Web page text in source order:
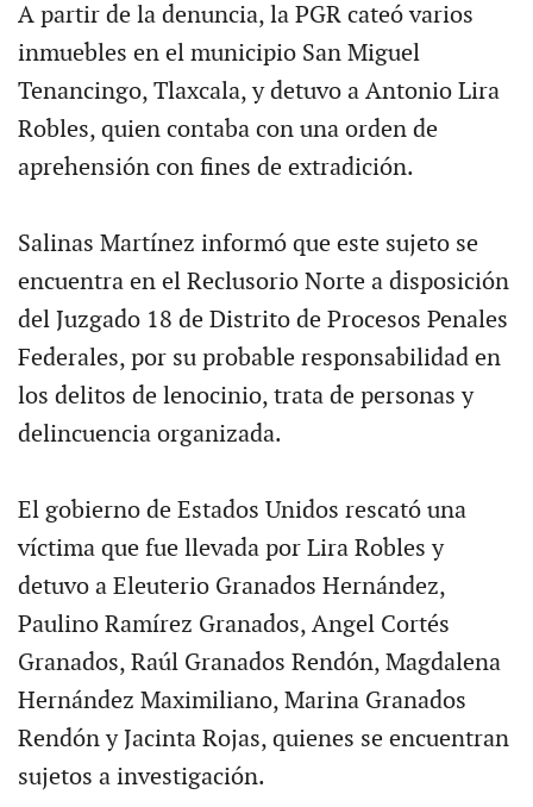
A partir de la denuncia, la PGR cateó varios
inmuebles en el municipio San Miguel
Tenancingo, Tlaxcala, y detuvo a Antonio Lira
Robles, quien contaba con una orden de
aprehensión con fines de extradición.
Salinas Martínez informó que este sujeto se
encuentra en el Reclusorio Norte a disposición
del Juzgado 18 de Distrito de Procesos Penales
Federales, por su probable responsabilidad en
los delitos de lenocinio, trata de personas y
delincuencia organizada.
El gobierno de Estados Unidos rescató una
víctima que fue llevada por Lira Robles y
detuvo a Eleuterio Granados Hernández,
Paulino Ramírez Granados, Angel Cortés
Granados, Raúl Granados Rendón, Magdalena
Hernández Maximiliano, Marina Granados
Rendón y Jacinta Rojas, quienes se encuentran
sujetos a investigación.